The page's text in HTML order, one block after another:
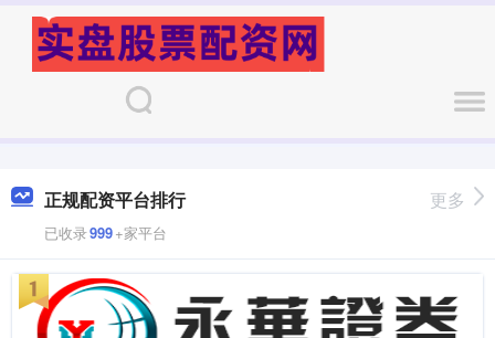
正规配资平台排行
已收录999+家平台
更多